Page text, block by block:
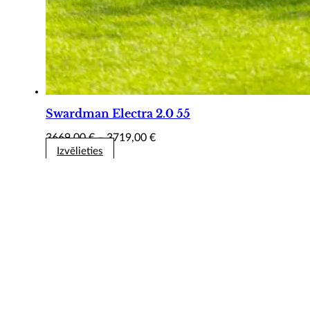
Swardman Electra 2.0 55
3669,00€ – 3719,00 €Price
Izvēlieties